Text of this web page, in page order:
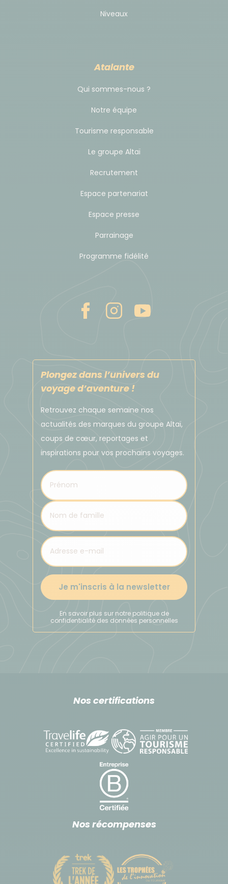
Niveaux
Atalante
Qui sommes-nous ?
Notre équipe
Tourisme responsable
Le groupe Altaï
Recrutement
Espace partenariat
Espace presse
Parrainage
Programme fidélité
Plongez dans l’univers du
voyage d’aventure !
Retrouvez chaque semaine nos
actualités des marques du groupe Altaï,
coups de cœur, reportages et
inspirations pour vos prochains voyages.
Je m'inscris à la newsletter
En savoir plus sur notre politique de
confidentialité des données personnelles
Nos certifications
Nos récompenses